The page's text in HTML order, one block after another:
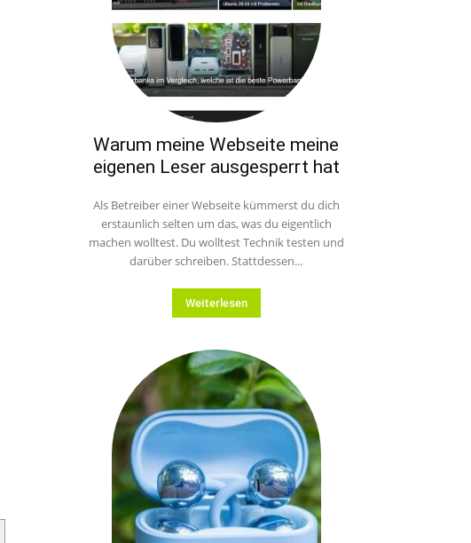
Warum meine Webseite meine
eigenen Leser ausgesperrt hat
Als Betreiber einer Webseite kümmerst du dich
erstaunlich selten um das, was du eigentlich
machen wolltest. Du wolltest Technik testen und
darüber schreiben. Stattdessen...
Weiterlesen